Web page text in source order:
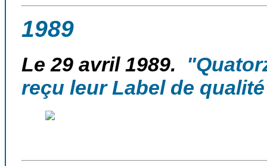
1989
Le 29 avril 1989.
reçu leurLabelde